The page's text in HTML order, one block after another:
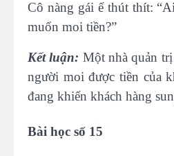
Cô nàng gái ế thút thít:
muốn moi tiền?”
Kết luận: Một nhà quản
người moi được tiền của
đang khiến khách hàng
Bài học số 15